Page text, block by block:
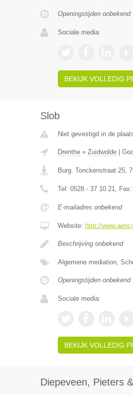
Openingstijden onbekend
Sociale media:
BEKIJK VOLLEDIG
Slob
Niet gevestigd in de
Drenthe» Zuidwolde|
Burg. Tonckenstraat 25,
Tel: 0528 - 37 10 21, Fax:
E-mailadres onbekend
Website: http://
Beschrijving onbekend
Algemene mediation,
Openingstijden onbekend
Sociale media:
BEKIJK VOLLEDIG
Diepeveen, Pieters